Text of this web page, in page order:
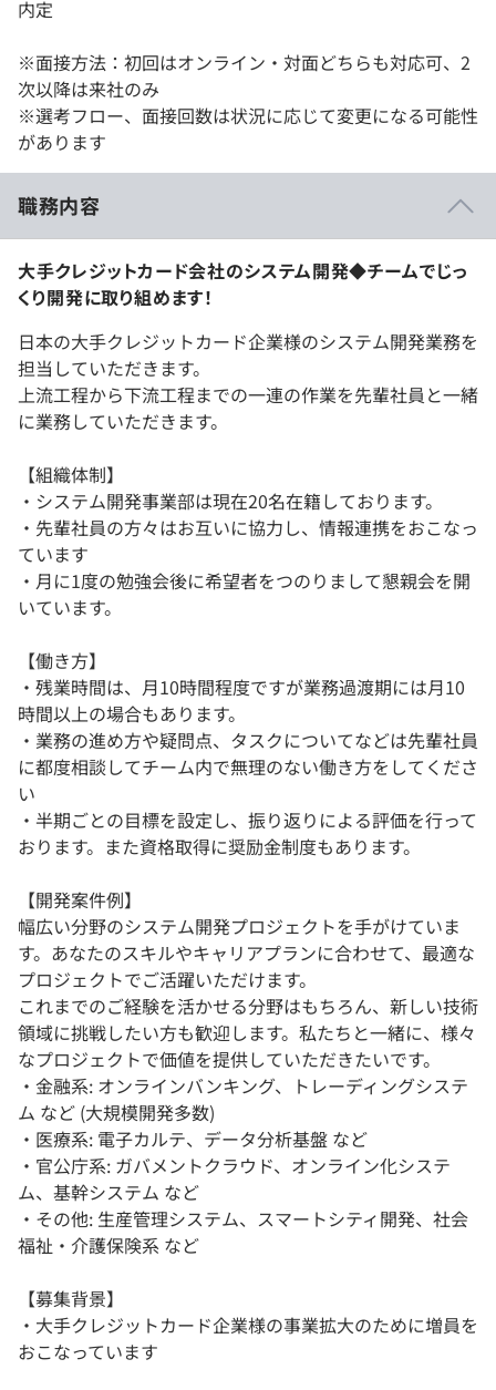
内定
※面接方法：初回はオンライン・対面どちらも対応可、2
次以降は来社のみ
※選考フロー、面接回数は状況に応じて変更になる可能性
があります
職務内容
大手クレジットカード会社のシステム開発◆チームでじっ
くり開発に取り組めます！
日本の大手クレジットカード企業様のシステム開発業務を
担当していただきます。
上流工程から下流工程までの一連の作業を先輩社員と一緒
に業務していただきます。
【組織体制】
・システム開発事業部は現在20名在籍しております。
・先輩社員の方々はお互いに協力し、情報連携をおこなっ
ています
・月に1度の勉強会後に希望者をつのりまして懇親会を開
いています。
【働き方】
・残業時間は、月10時間程度ですが業務過渡期には月10
時間以上の場合もあります。
・業務の進め方や疑問点、タスクについてなどは先輩社員
に都度相談してチーム内で無理のない働き方をしてくださ
い
・半期ごとの目標を設定し、振り返りによる評価を行って
おります。また資格取得に奨励金制度もあります。
【開発案件例】
幅広い分野のシステム開発プロジェクトを手がけていま
す。あなたのスキルやキャリアプランに合わせて、最適な
プロジェクトでご活躍いただけます。
これまでのご経験を活かせる分野はもちろん、新しい技術
領域に挑戦したい方も歓迎します。私たちと一緒に、様々
なプロジェクトで価値を提供していただきたいです。
・金融系: オンラインバンキング、トレーディングシステ
ム など (大規模開発多数)
・医療系: 電子カルテ、データ分析基盤 など
・官公庁系: ガバメントクラウド、オンライン化システ
ム、基幹システム など
・その他: 生産管理システム、スマートシティ開発、社会
福祉・介護保険系 など
【募集背景】
・大手クレジットカード企業様の事業拡大のために増員を
おこなっています